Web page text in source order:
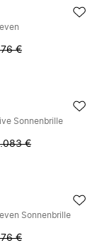
€
Sonnenbrille
€
Sonnenbrille
€